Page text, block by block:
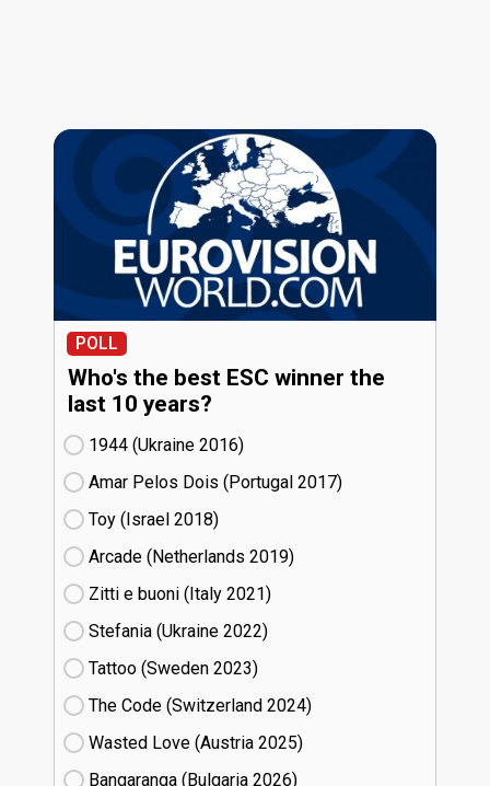
POLL
Who's the best ESC winner the
last 10 years?
1944 (Ukraine
16)
Amar Pelos Dois (Portugal
17)
Toy (Israel
18)
Arcade (Netherlands
19)
Zitti e buoni​ (Italy
21)
Stefania (Ukraine
22)
Tattoo (Sweden
23)
The Code (Switzerland
24)
Wasted Love (Austria
25)
Bangaranga (Bulgaria
26)